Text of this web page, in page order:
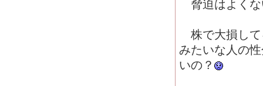
脅迫はよくな
株で大損して
みたいな人の
いの？